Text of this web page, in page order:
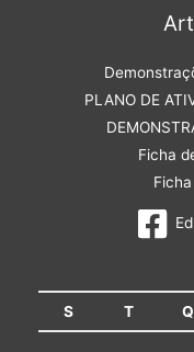
PLANO DE
Ficha
S T Q